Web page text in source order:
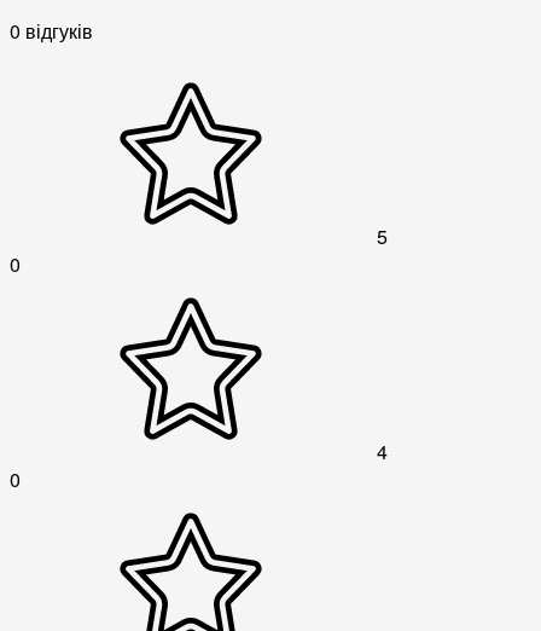
0 відгуків
5
0
4
0